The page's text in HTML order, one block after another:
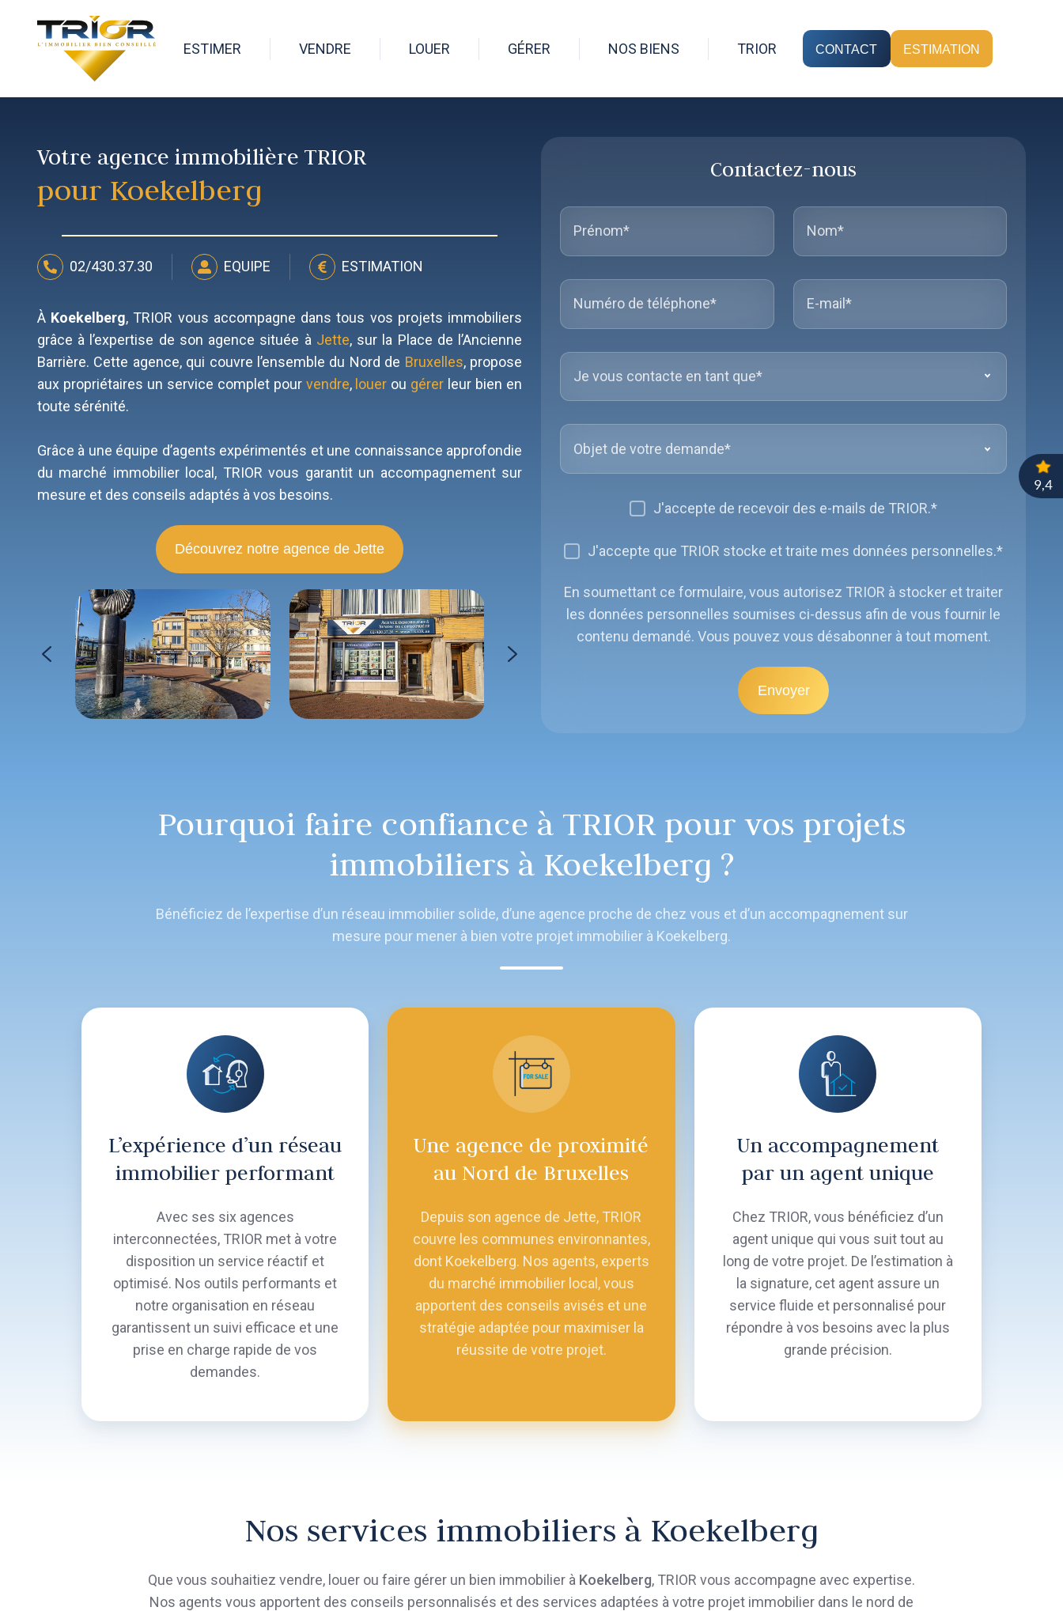
ESTIMER VENDRE LOUER GÉRER NOS BIENS TRIOR CONTACT ESTIMATION
Votre agence immobilière TRIOR
pour Koekelberg
02/430.37.30 EQUIPE ESTIMATION
À Koekelberg, TRIOR vous accompagne dans tous vos projets immobiliers
grâce à l’expertise de son agence située à Jette, sur la Place de l’Ancienne
Barrière. Cette agence, qui couvre l’ensemble du Nord de Bruxelles, propose
aux propriétaires un service complet pour vendre, louer ou gérer leur bien en
toute sérénité.
Grâce à une équipe d’agents expérimentés et une connaissance approfondie
du marché immobilier local, TRIOR vous garantit un accompagnement sur
mesure et des conseils adaptés à vos besoins.
Découvrez notre agence de Jette
Contactez-nous
J'accepte de recevoir des e-mails de TRIOR.*
J'accepte que TRIOR stocke et traite mes données personnelles.*
En soumettant ce formulaire, vous autorisez TRIOR à stocker et traiter
les données personnelles soumises ci-dessus afin de vous fournir le
contenu demandé. Vous pouvez vous désabonner à tout moment.
Pourquoi faire confiance à TRIOR pour vos projets
immobiliers à Koekelberg ?
Bénéficiez de l’expertise d’un réseau immobilier solide, d’une agence proche de chez vous et d’un accompagnement sur
mesure pour mener à bien votre projet immobilier à Koekelberg.
L’expérience d’un réseau
immobilier performant
Avec ses six agences
interconnectées, TRIOR met à votre
disposition un service réactif et
optimisé. Nos outils performants et
notre organisation en réseau
garantissent un suivi efficace et une
prise en charge rapide de vos
demandes.
Une agence de proximité
au Nord de Bruxelles
Depuis son agence de Jette, TRIOR
couvre les communes environnantes,
dont Koekelberg. Nos agents, experts
du marché immobilier local, vous
apportent des conseils avisés et une
stratégie adaptée pour maximiser la
réussite de votre projet.
Un accompagnement
par un agent unique
Chez TRIOR, vous bénéficiez d’un
agent unique qui vous suit tout au
long de votre projet. De l’estimation à
la signature, cet agent assure un
service fluide et personnalisé pour
répondre à vos besoins avec la plus
grande précision.
Nos services immobiliers à Koekelberg
Que vous souhaitiez vendre, louer ou faire gérer un bien immobilier à Koekelberg, TRIOR vous accompagne avec expertise.
Nos agents vous apportent des conseils personnalisés et des services adaptées à votre projet immobilier dans le nord de